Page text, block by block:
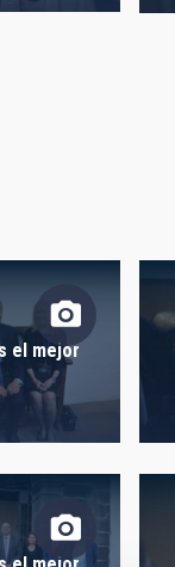
el mejor